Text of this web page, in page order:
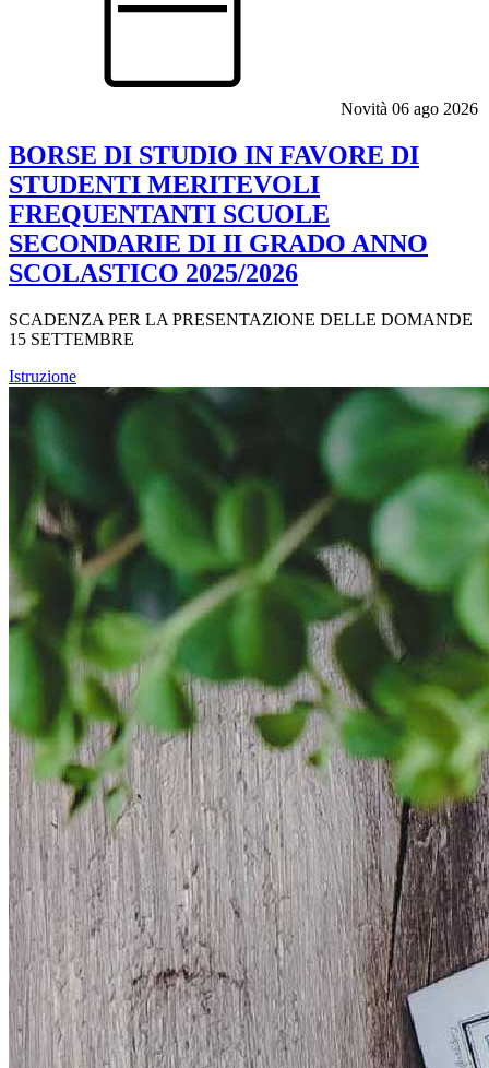
Novità 06 ago 2026
BORSE DI STUDIO IN FAVORE DI
STUDENTI MERITEVOLI
FREQUENTANTI SCUOLE
SECONDARIE DI II GRADO ANNO
SCOLASTICO 2025/2026
SCADENZA PER LA PRESENTAZIONE DELLE DOMANDE
15 SETTEMBRE
Istruzione